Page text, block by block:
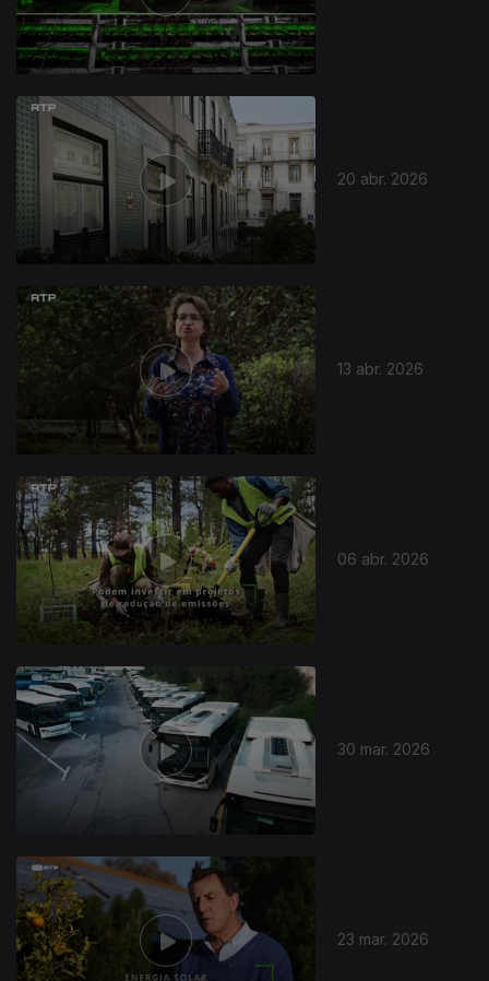
20 abr. 2026
13 abr. 2026
06 abr. 2026
30 mar. 2026
23 mar. 2026